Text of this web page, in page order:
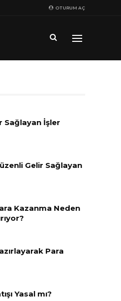
OTURUM AÇ
Sağlayan İşler
Gelir Sağlayan
Kazanma Neden
Para
Yasal mı?